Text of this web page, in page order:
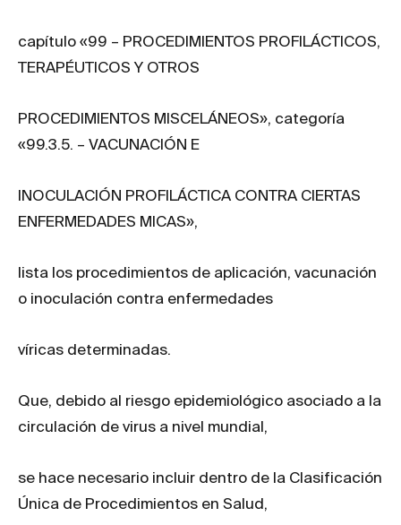
capítulo «99 – PROCEDIMIENTOS PROFILÁCTICOS,
TERAPÉUTICOS Y OTROS
PROCEDIMIENTOS MISCELÁNEOS», categoría
«99.3.5. – VACUNACIÓN E
INOCULACIÓN PROFILÁCTICA CONTRA CIERTAS
ENFERMEDADES MICAS»,
lista los procedimientos de aplicación, vacunación
o inoculación contra enfermedades
víricas determinadas.
Que, debido al riesgo epidemiológico asociado a la
circulación de virus a nivel mundial,
se hace necesario incluir dentro de la Clasificación
Única de Procedimientos en Salud,